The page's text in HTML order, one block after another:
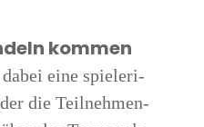
kom­men
dabei eine spie­le­ri­
die Teil­neh­men­